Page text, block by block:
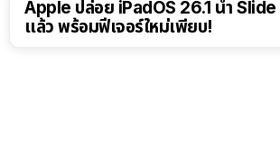
Apple ปล่อย iPadOS 26.1 นำ
แล้ว พร้อมฟีเจอร์ใหม่เพียบ!